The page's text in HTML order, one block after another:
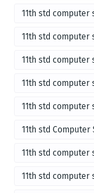
11th std
11th std computer
11th std computer
11th std
for english
11th std
for English
11th std
11th std computer
11th std computer